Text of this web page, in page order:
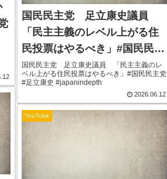
国民民主党 足立康史議員
「民主主義のレベル上がる住
民投票はやるべき」#国民民主
党 #足立康史 #japanindepth
国民民主党 足立康史議員 「民主主義のレ
ベル上がる住民投票はやるべき」#国民民主党
#足立康史 #japanindepth
2026.06.12
YouTube